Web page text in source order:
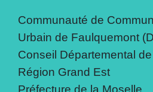
Communauté de
Urbain de Faulquemont
Conseil Départemental
Région Grand Est
Préfecture de la Moselle